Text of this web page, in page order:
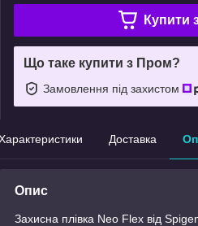
Купити
Що таке купити з Пром?
Замовлення під захистом
Доставка
Опис
Захисна плівка Neo Flex від